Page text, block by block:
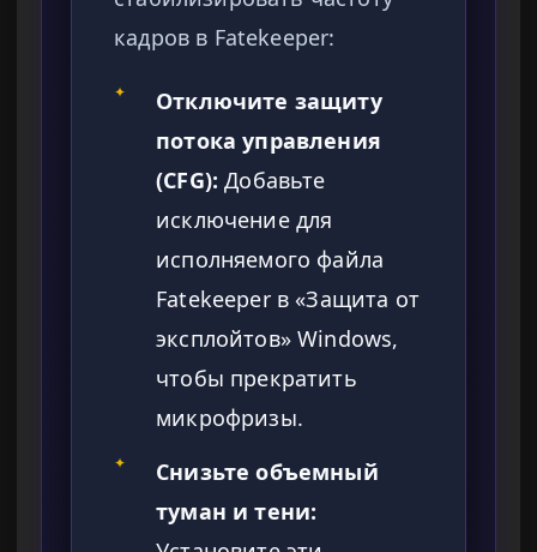
кадров в Fatekeeper:
✦
Отключите защиту
потока управления
(CFG): Добавьте
исключение для
исполняемого файла
Fatekeeper в «Защита от
эксплойтов» Windows,
чтобы прекратить
микрофризы.
✦
Снизьте объемный
туман и тени: